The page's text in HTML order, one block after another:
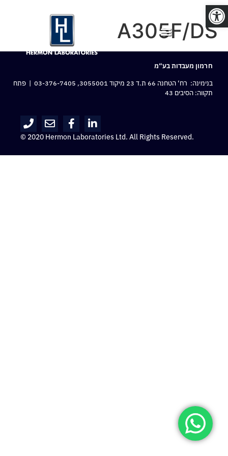
פתח סרגל נגישות
A305F/DS
חרמון מעבדות בע“מ
בנימינה: רח‘ הטחנה 66 ת.ד 23 מיקוד 3055001,
03-376-7405 | פתח
תקווה: הסיבים 43
© 2020 Hermon Laboratories Ltd. All Rights Reserved.